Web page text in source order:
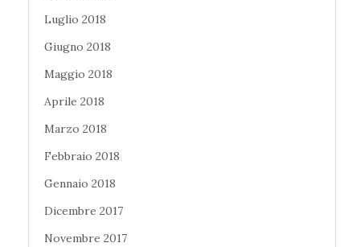
Luglio 2018
Giugno 2018
Maggio 2018
Aprile 2018
Marzo 2018
Febbraio 2018
Gennaio 2018
Dicembre 2017
Novembre 2017